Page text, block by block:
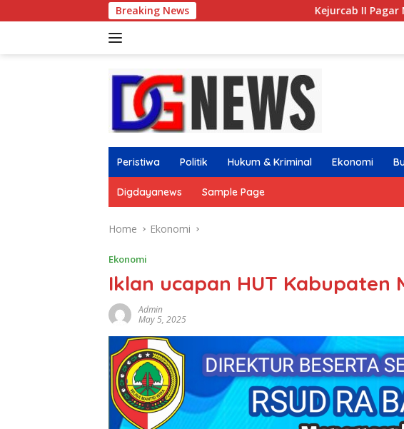
to
Breaking News Kejurcab II Pagar Nusa Mojokerto
Peristiwa Politik Hukum & Kriminal Ekonomi
Digdayanews Sample Page
Home Ekonomi
Ekonomi
Iklan ucapan HUT Kabupaten
Admin
May 5, 2025